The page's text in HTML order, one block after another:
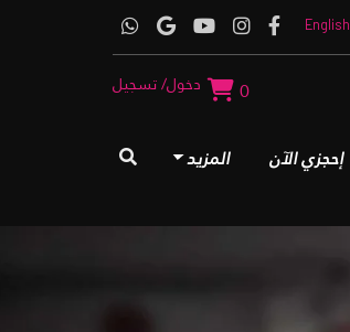
English
دخول/ تسجيل 0
إحجزي الآن المزيد